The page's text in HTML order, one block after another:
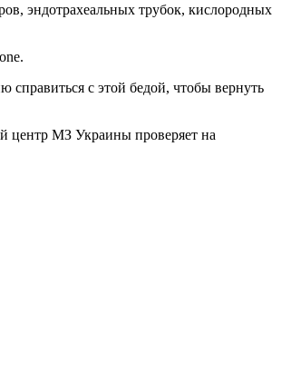
эндотрахеальных трубок, кислородных
с этой бедой, чтобы вернуть
центр МЗ Украины проверяет на